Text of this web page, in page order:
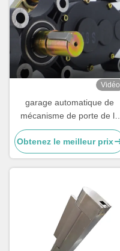
Vidéo
garage automatique de
mécanisme de porte de la
barrière 0.3s-0.8 deuxième
Obtenez le meilleur prix